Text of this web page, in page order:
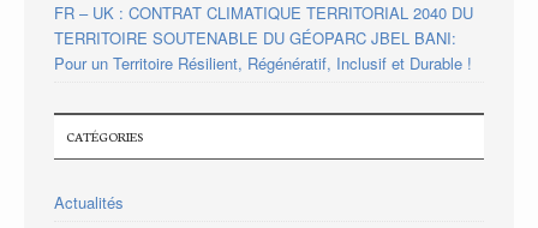
FR – UK : CONTRAT CLIMATIQUE TERRITORIAL 2040 DU
TERRITOIRE SOUTENABLE DU GÉOPARC JBEL BANI:
Pour un Territoire Résilient, Régénératif, Inclusif et Durable !
CATÉGORIES
Actualités